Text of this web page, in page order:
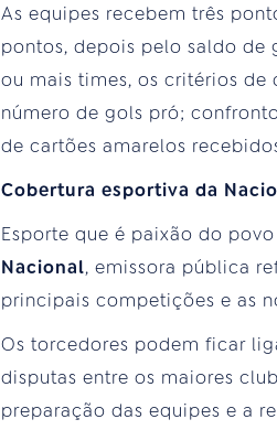
As equipes recebem três
pontos, depois pelo saldo de
ou mais times, os critérios
número de gols pró;
de cartões amarelos
Cobertura esportiva da
Esporte que é paixão do
Nacional, emissora pública
principais competições e as
Os torcedores podem ficar
disputas entre os maiores
preparação das equipes e a